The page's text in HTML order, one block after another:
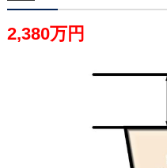
2,380万円